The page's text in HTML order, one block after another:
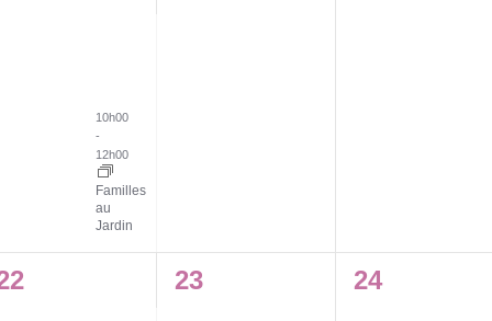
10h00
-
12h00
Familles
au
Jardin
0
23
0
24